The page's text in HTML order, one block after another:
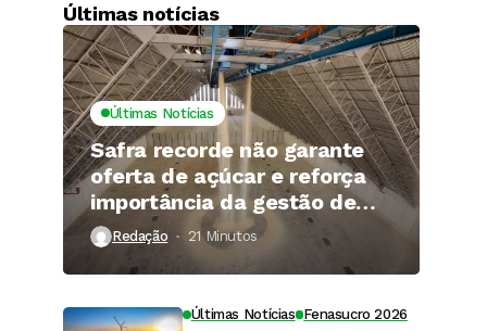
Últimas notícias
Últimas Notícias
Safra recorde não garante
oferta de açúcar e reforça
importância da gestão de
riscoRedação 21 Minutos ⁮
Últimas Notícias Fenasucro 2026